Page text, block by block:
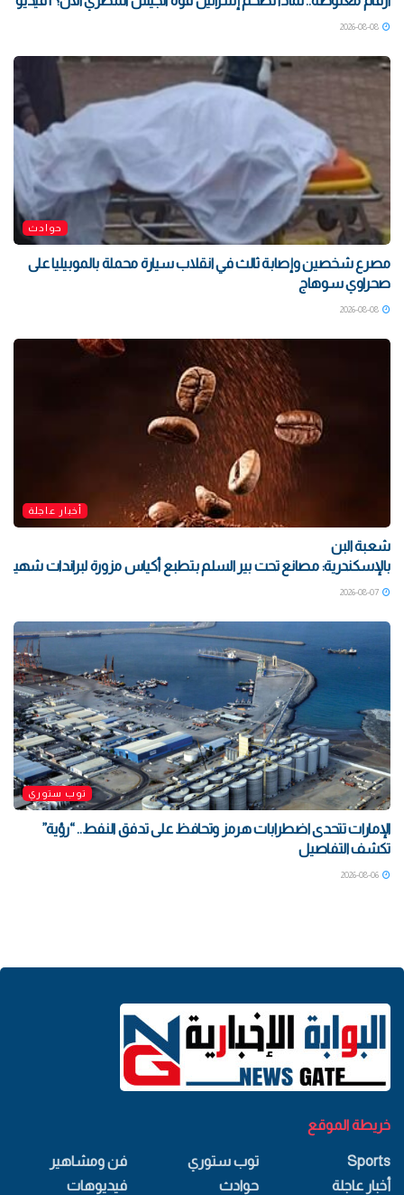
حوادث
مصرع شخصين وإصابة ثالث في انقلاب سيارة محملة بالموبيليا على
صحراوي سوهاج
أخبار عاجلة
شعبة البن
بالإسكندرية: مصانع تحت بير السلم بتطبع أكياس مزورة لبراندات شهيرة
توب ستوري
الإمارات تتحدى اضطرابات هرمز وتحافظ على تدفق النفط.. “رؤية”
تكشف التفاصيل
خريطة الموقع
Sports
أخبار عاجلة
توب ستوري
حوادث
فن ومشاهير
فيديوهات